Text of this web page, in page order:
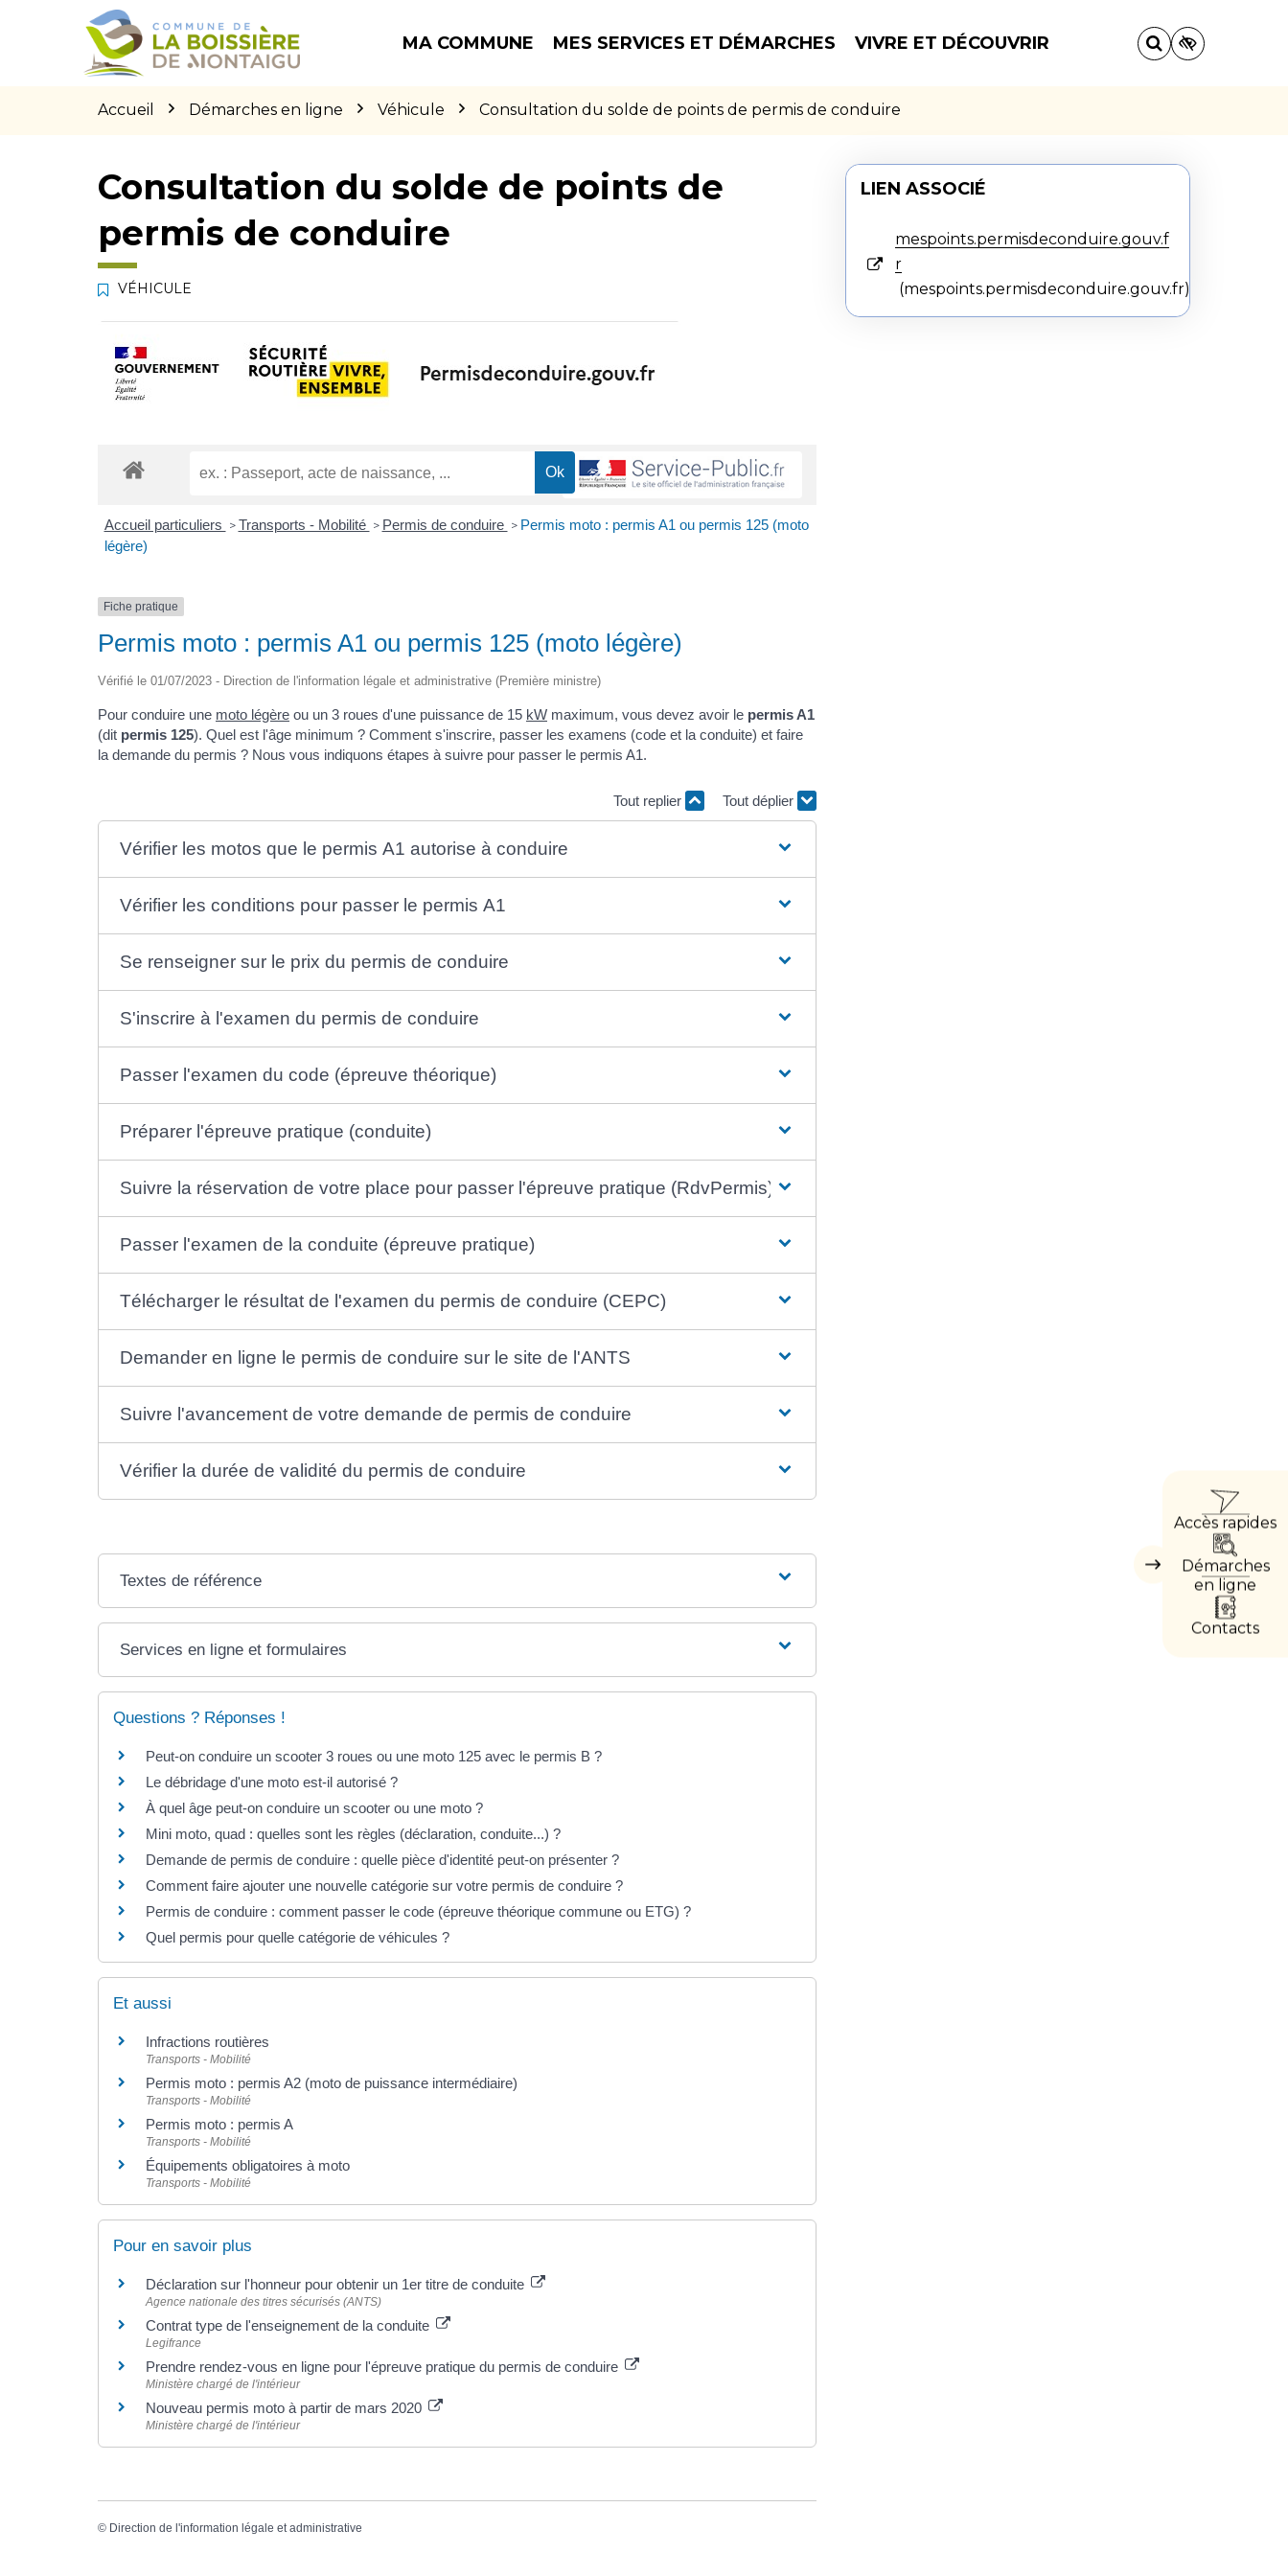
Gestion des traceurs
MA COMMUNE MES SERVICES ET DÉMARCHES VIVRE ET DÉCOUVRIR
Accueil Démarches en ligne Véhicule Consultation du solde de points de permis de conduire
Masquer
Accès rapides
Démarches
en ligne
Contacts
Consultation du solde de points de
permis de conduire
VÉHICULE
Accueil particuliers > Transports - Mobilité > Permis de conduire > Permis moto : permis A1 ou permis 125 (moto
légère)
Fiche pratique
Permis moto : permis A1 ou permis 125 (moto légère)
Vérifié le 01/07/2023 - Direction de l'information légale et administrative (Première ministre)
Pour conduire une moto légère ou un 3 roues d'une puissance de 15 kW maximum, vous devez avoir le permis A1
(dit permis 125). Quel est l'âge minimum ? Comment s'inscrire, passer les examens (code et la conduite) et faire
la demande du permis ? Nous vous indiquons étapes à suivre pour passer le permis A1.
Tout replier Tout déplier
Vérifier les motos que le permis A1 autorise à conduire
Vérifier les conditions pour passer le permis A1
Se renseigner sur le prix du permis de conduire
S'inscrire à l'examen du permis de conduire
Passer l'examen du code (épreuve théorique)
Préparer l'épreuve pratique (conduite)
Suivre la réservation de votre place pour passer l'épreuve pratique (RdvPermis)
Passer l'examen de la conduite (épreuve pratique)
Télécharger le résultat de l'examen du permis de conduire (CEPC)
Demander en ligne le permis de conduire sur le site de l'ANTS
Suivre l'avancement de votre demande de permis de conduire
Vérifier la durée de validité du permis de conduire
Textes de référence
Services en ligne et formulaires
Questions ? Réponses !
Peut-on conduire un scooter 3 roues ou une moto 125 avec le permis B ?
Le débridage d'une moto est-il autorisé ?
À quel âge peut-on conduire un scooter ou une moto ?
Mini moto, quad : quelles sont les règles (déclaration, conduite...) ?
Demande de permis de conduire : quelle pièce d'identité peut-on présenter ?
Comment faire ajouter une nouvelle catégorie sur votre permis de conduire ?
Permis de conduire : comment passer le code (épreuve théorique commune ou ETG) ?
Quel permis pour quelle catégorie de véhicules ?
Et aussi
Infractions routières
Transports - Mobilité
Permis moto : permis A2 (moto de puissance intermédiaire)
Transports - Mobilité
Permis moto : permis A
Transports - Mobilité
Équipements obligatoires à moto
Transports - Mobilité
Pour en savoir plus
Déclaration sur l'honneur pour obtenir un 1er titre de conduite
Agence nationale des titres sécurisés (ANTS)
Contrat type de l'enseignement de la conduite
Legifrance
Prendre rendez-vous en ligne pour l'épreuve pratique du permis de conduire
Ministère chargé de l'intérieur
Nouveau permis moto à partir de mars 2020
Ministère chargé de l'intérieur
© Direction de l'information légale et administrative
LIEN ASSOCIÉ
mespoints.permisdeconduire.gouv.f
r
mespoints.permisdeconduire.gouv.fr